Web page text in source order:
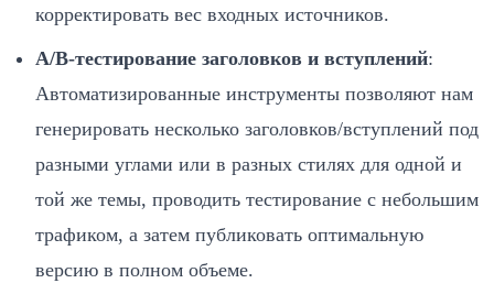
корректировать вес входных источников.
A/B-тестирование заголовков и вступлений:
Автоматизированные инструменты позволяют нам
генерировать несколько заголовков/вступлений под
разными углами или в разных стилях для одной и
той же темы, проводить тестирование с небольшим
трафиком, а затем публиковать оптимальную
версию в полном объеме.